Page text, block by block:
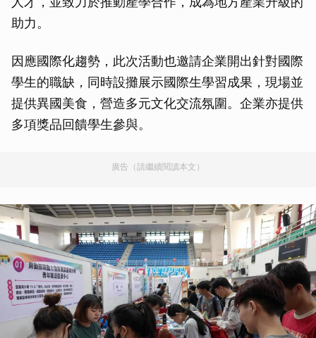
助力。
因應國際化趨勢，此次活動也邀請企業開出針對國際
學生的職缺，同時設攤展示國際生學習成果，現場並
提供異國美食，營造多元文化交流氛圍。企業亦提供
多項獎品回饋學生參與。
廣告（請繼續閱讀本文）